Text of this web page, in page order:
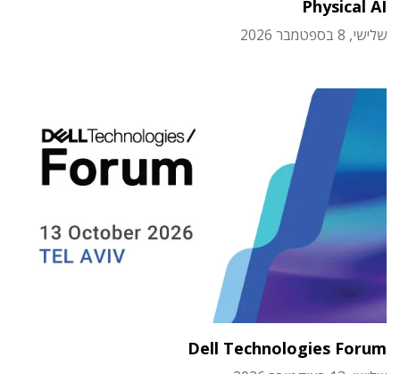
Physical AI
שלישי, 8 בספטמבר 2026
Dell Technologies Forum